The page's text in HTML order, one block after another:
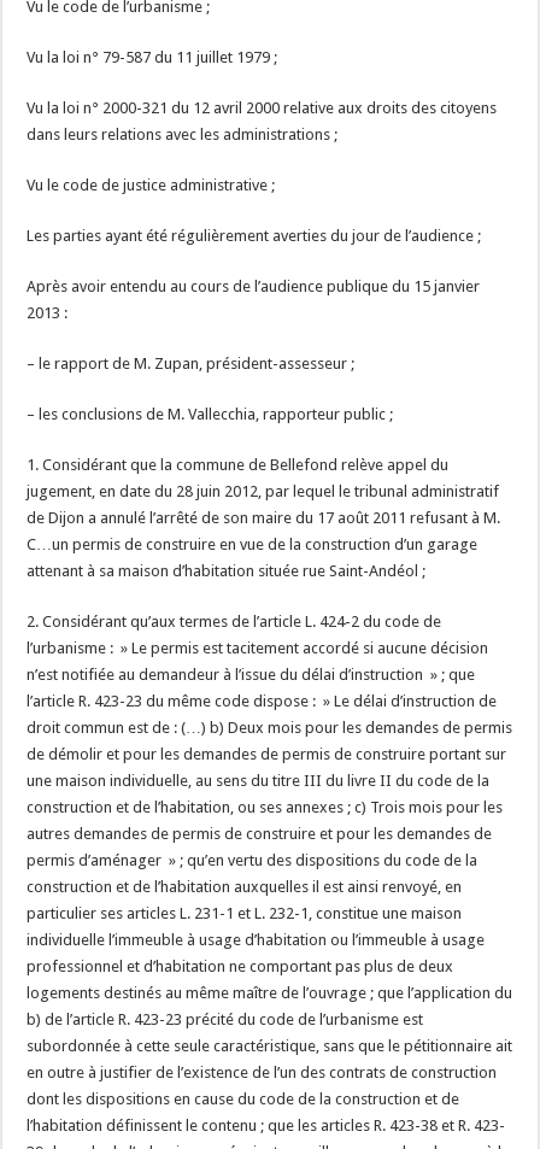
Vu le code de l’urbanisme ;
Vu la loi n° 79-587 du 11 juillet 1979 ;
Vu la loi n° 2000-321 du 12 avril 2000 relative aux droits des citoyens
dans leurs relations avec les administrations ;
Vu le code de justice administrative ;
Les parties ayant été régulièrement averties du jour de l’audience ;
Après avoir entendu au cours de l’audience publique du 15 janvier
2013 :
– le rapport de M. Zupan, président-assesseur ;
– les conclusions de M. Vallecchia, rapporteur public ;
1. Considérant que la commune de Bellefond relève appel du
jugement, en date du 28 juin 2012, par lequel le tribunal administratif
de Dijon a annulé l’arrêté de son maire du 17 août 2011 refusant à M.
C…un permis de construire en vue de la construction d’un garage
attenant à sa maison d’habitation située rue Saint-Andéol ;
2. Considérant qu’aux termes de l’article L. 424-2 du code de
l’urbanisme : » Le permis est tacitement accordé si aucune décision
n’est notifiée au demandeur à l’issue du délai d’instruction » ; que
l’article R. 423-23 du même code dispose : » Le délai d’instruction de
droit commun est de : (…) b) Deux mois pour les demandes de permis
de démolir et pour les demandes de permis de construire portant sur
une maison individuelle, au sens du titre III du livre II du code de la
construction et de l’habitation, ou ses annexes ; c) Trois mois pour les
autres demandes de permis de construire et pour les demandes de
permis d’aménager » ; qu’en vertu des dispositions du code de la
construction et de l’habitation auxquelles il est ainsi renvoyé, en
particulier ses articles L. 231-1 et L. 232-1, constitue une maison
individuelle l’immeuble à usage d’habitation ou l’immeuble à usage
professionnel et d’habitation ne comportant pas plus de deux
logements destinés au même maître de l’ouvrage ; que l’application du
b) de l’article R. 423-23 précité du code de l’urbanisme est
subordonnée à cette seule caractéristique, sans que le pétitionnaire ait
en outre à justifier de l’existence de l’un des contrats de construction
dont les dispositions en cause du code de la construction et de
l’habitation définissent le contenu ; que les articles R. 423-38 et R. 423-